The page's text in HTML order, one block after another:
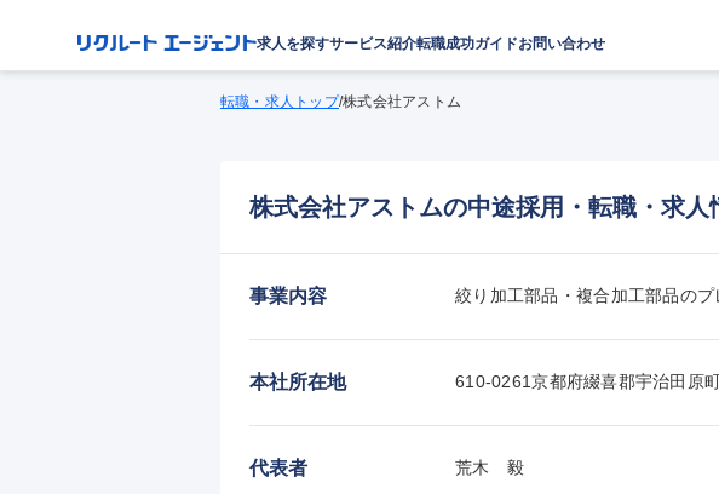
求人を探すサービス紹介転職成功ガイドお問い合わせ
転職・求人トップ/株式会社アストム
株式会社アストムの中途採用・転職・求人
事業内容 絞り加工部品・複合加工部品の
本社所在地 610-0261京都府綴喜郡宇治田原
代表者 荒木　毅